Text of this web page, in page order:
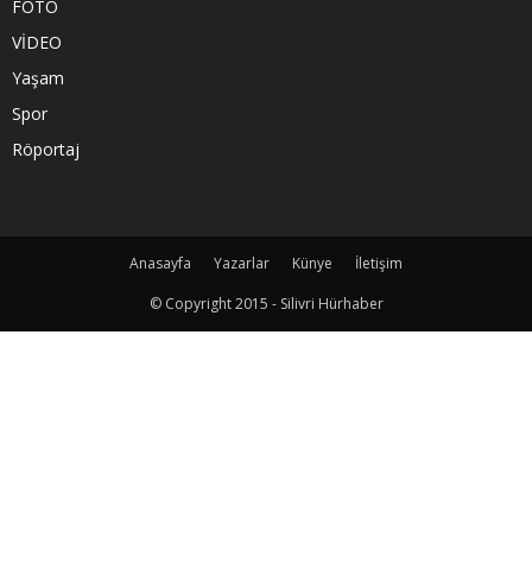
FOTO
VİDEO
Yaşam
Spor
Röportaj
Anasayfa Yazarlar Künye
İletişim
© Copyright 2015 - Silivri Hürhaber